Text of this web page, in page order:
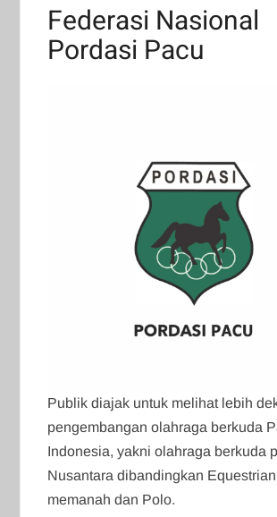
Federasi Nasional
Pordasi Pacu
Publik diajak untuk melihat lebih
pengembangan olahraga berkuda
Indonesia, yakni olahraga berkuda
Nusantara dibandingkan
memanah dan Polo.